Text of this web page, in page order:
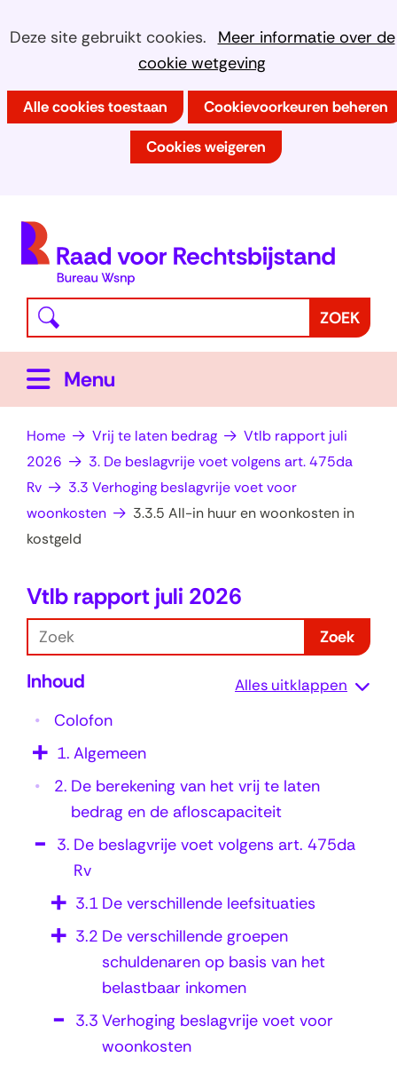
Cookies
Deze site gebruikt cookies.
Meer informatie over de
cookie wetgeving
Hier
het
gebruik
deze
website
worden
toegestaan
Alle cookies toestaan Cookievoorkeuren beheren
Cookies weigeren
naar
de
inhoud
Waar
bent
naar
op
zoek?
ZOEK
Menu
Home Vrij te laten bedrag
Vtlb rapport juli
2026
3. De beslagvrije voet volgens art. 475da
Rv
3.3 Verhoging beslagvrije voet voor
woonkosten
3.3.5 All-in huur en woonkosten in
kostgeld
3
3
.
5
A
-
Vtlb rapport juli 2026
o
e
Zoek
Inhoud Alles uitklappen
Colofon
1. Algemeen
2. De berekening van het vrij te laten
bedrag en de afloscapaciteit
3. De beslagvrije voet volgens art. 475da
Rv
3.1 De verschillende leefsituaties
3.2 De verschillende groepen
schuldenaren op basis van het
belastbaar inkomen
3.3 Verhoging beslagvrije voet voor
woonkosten